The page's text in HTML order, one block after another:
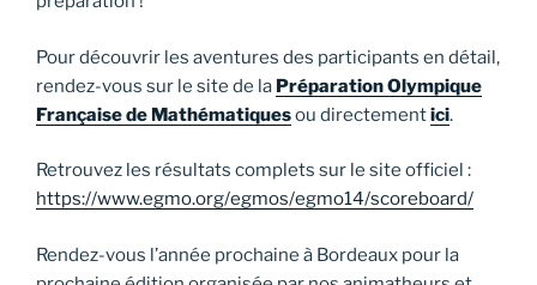
Pour découvrir les aventures des participants en détail,
rendez-vous sur le site de la Préparation Olympique
Française de Mathématiquesou directementici.
Retrouvez les résultats complets sur le site officiel :
https://www.egmo.org/egmos/egmo14/scoreboard/
Rendez-vous l’année prochaine à Bordeaux pour la